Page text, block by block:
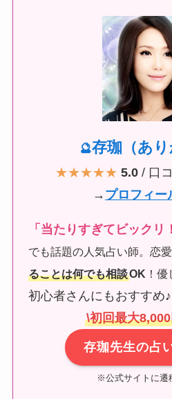
🔮存珈（あ
★★★★★ 5.0/ 口コ
→ プロフィー
「当たりすぎてビックリ
でも話題の人気占い師。恋
ることは何でも相談OK ！
初心者さんにもおすすめ♪
\初回最大
存珈先生の占
※公式サイトに遷